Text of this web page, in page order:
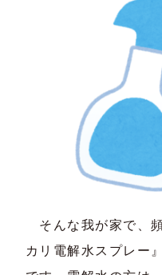
そんな我が家で、
カリ電解水スプレー